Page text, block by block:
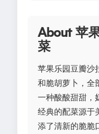
About 苹
菜
苹果乐园豆瓣沙
和脆胡萝卜，全
一种酸酸甜甜，
经典的配菜源于
添了清新的脆脆